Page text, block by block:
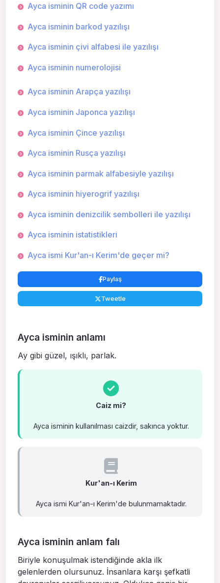
Ayca isminin QR code yazımı
Ayca isminin barkod yazılışı
Ayca isminin çivi alfabesi ile yazılışı
Ayca isminin numerolojisi
Ayca isminin Arapça yazılışı
Ayca isminin Japonca yazılışı
Ayca isminin Çince yazılışı
Ayca isminin Rusça yazılışı
Ayca isminin parmak alfabesiyle yazılışı
Ayca isminin hiyerogrif yazılışı
Ayca isminin denizcilik sembolleri ile yazılışı
Ayca isminin istatistikleri
Ayca ismi Kur'an-ı Kerim'de geçer mi?
Paylaş
Tweetle
Ayca isminin anlamı
Ay gibi güzel, ışıklı, parlak.
Caiz mi?
Ayca isminin kullanılması caizdir, sakınca yoktur.
Kur'an-ı Kerim
Ayca ismi Kur'an-ı Kerim'de bulunmamaktadır.
Ayca isminin anlam falı
Biriyle konuşulmak istendiğinde akla ilk
gelenlerden olursunuz. İnsanlara karşı şefkatli